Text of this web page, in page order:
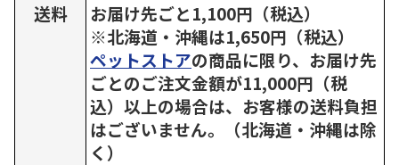
送料
お届け先ごと1,100円（税込）
※北海道・沖縄は1,650円（税込）
ペットストアの商品に限り、お届け先
ごとのご注文金額が11,000円（税
込）以上の場合は、お客様の送料負担
はございません。（北海道・沖縄は除
く）